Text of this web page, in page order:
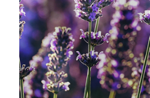
či s hnojivom, a